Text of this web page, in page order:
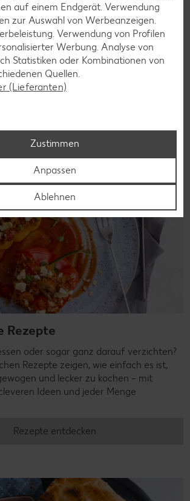
Rezepte
muss dich kulinarisch nicht ausbremsen,
ohne. Unsere laktosefreien Rezepte
den Tisch – für große und kleine
oder das Abendessen.
Rezepte
oder sogar ganz darauf verzichten?
Rezepte zeigen, wie einfach es ist,
und lecker zu kochen – mit
Ideen und jeder Menge
Rezepte entdecken
auf einem Endgerät. Verwendung
zur Auswahl von Werbeanzeigen.
Verwendung von Profilen
Werbung. Analyse von
Statistiken oder Kombinationen von
Quellen.
(Lieferanten)
Zustimmen
Anpassen
Ablehnen